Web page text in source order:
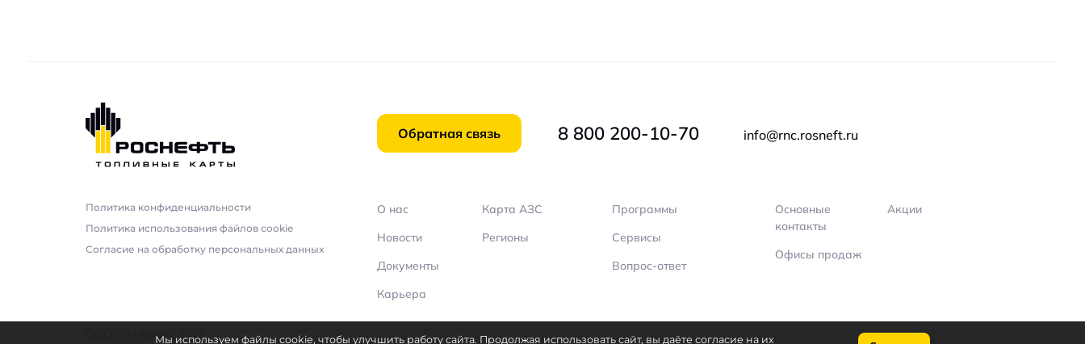
Политика конфиденциальности
Политика использования файлов cookie
Согласие на обработку персональных данных
Обратная связь 8 800 200-10-70 info@rnc.rosneft.ru
О нас
Новости
Документы
Карьера
Программы
Сервисы
Вопрос-ответ
Карта АЗС
Регионы
Основные
контакты
Офисы продаж
Акции
ООО «РН-Карт» , 2026
Мы используем файлы cookie, чтобы улучшить работу сайта. Продолжая использовать сайт, вы даёте согласие на их